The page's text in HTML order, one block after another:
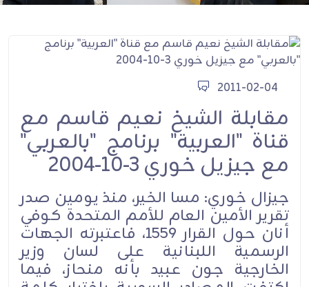
2011-02-04
مقابلة الشيخ نعيم قاسم مع
قناة "العربية" برنامج "بالعربي"
مع جيزيل خوري 3-10-2004
جيزال خوري: مسا الخير، منذ يومين صدر
تقرير الأمين العام للأمم المتحدة كوفي
أنان حول القرار 1559، فاعتبرته الجهات
الرسمية اللبنانية على لسان وزير
الخارجية جون عبيد بأنه منحاز، فيما